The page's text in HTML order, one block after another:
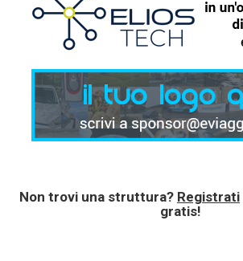
Non trovi una struttura? Registrati
gratis!